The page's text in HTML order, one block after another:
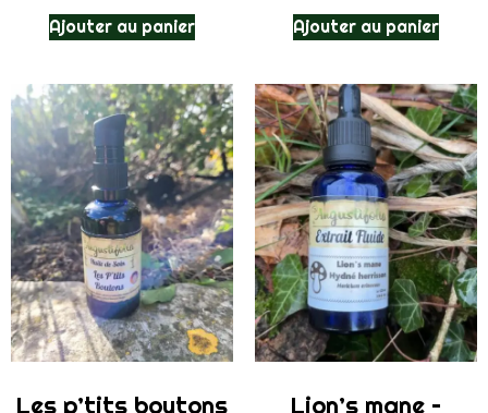
Ajouter au panier Ajouter au panier
Les p’tits boutons Lion’s mane –